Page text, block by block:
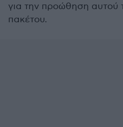
για την προώθηση αυτού
πακέτου.